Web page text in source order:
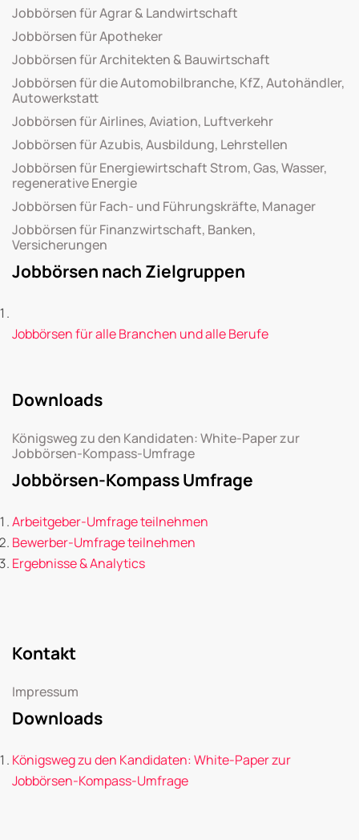
Jobbörsen für Agrar & Landwirtschaft
Jobbörsen für Apotheker
Jobbörsen für Architekten & Bauwirtschaft
Jobbörsen für die Automobilbranche, KfZ, Autohändler,
Autowerkstatt
Jobbörsen für Airlines, Aviation, Luftverkehr
Jobbörsen für Azubis, Ausbildung, Lehrstellen
Jobbörsen für Energiewirtschaft Strom, Gas, Wasser,
regenerative Energie
Jobbörsen für Fach- und Führungskräfte, Manager
Jobbörsen für Finanzwirtschaft, Banken,
Versicherungen
Jobbörsen nach Zielgruppen
Jobbörsen für alle Branchen und alle Berufe
Downloads
Königsweg zu den Kandidaten: White-Paper zur
Jobbörsen-Kompass-Umfrage
Jobbörsen-Kompass Umfrage
Arbeitgeber-Umfrage teilnehmen
Bewerber-Umfrage teilnehmen
Ergebnisse & Analytics
Kontakt
Impressum
Downloads
Königsweg zu den Kandidaten: White-Paper zur
Jobbörsen-Kompass-Umfrage